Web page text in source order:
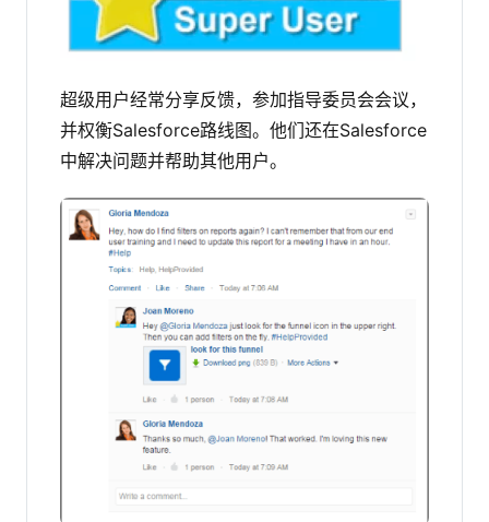
超级用户经常分享反馈，参加指导委员会会议，
并权衡Salesforce路线图。他们还在Salesforce
中解决问题并帮助其他用户。